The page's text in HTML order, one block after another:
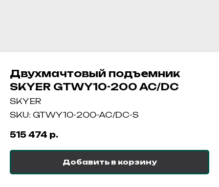
Двухмачтовый подъемник
SKYER GTWY10-200 AC/DC
SKYER
SKU: GTWY10-200-AC/DC-S
515 474 р.
Добавить в корзину